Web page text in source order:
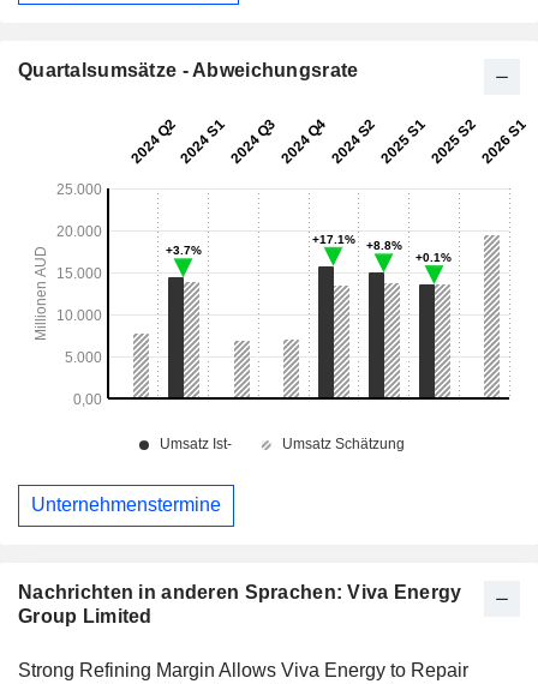
Nachrichten in anderen Sprachen: Viva Energy
Group Limited
Strong Refining Margin Allows Viva Energy to Repair
Quartalsumsätze - Abweichungsrate
Unternehmenstermine